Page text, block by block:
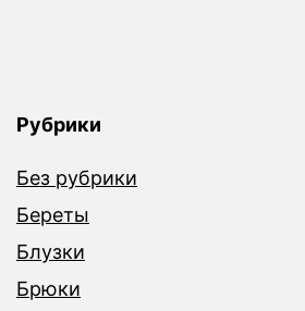
Рубрики
Без рубрики
Береты
Блузки
Брюки